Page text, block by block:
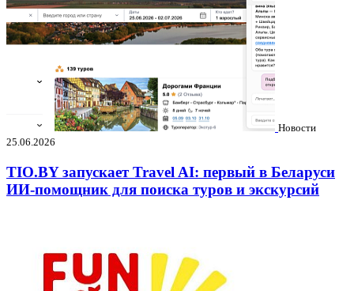
Новости
25.06.2026
TIO.BY запускает Travel AI: первый в Беларуси
ИИ-помощник для поиска туров и экскурсий